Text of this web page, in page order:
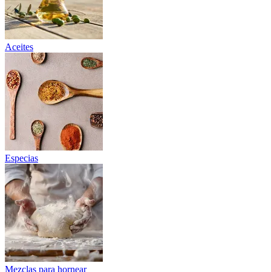
Aceites
Especias
Mezclas para hornear